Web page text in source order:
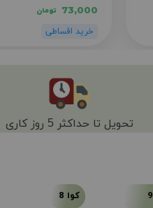
73,000 تومان
تحویل تا حداکثر 5 روز کاری
کوا 8